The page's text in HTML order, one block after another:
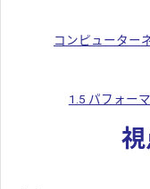
コンピューター
1.5 パフォー